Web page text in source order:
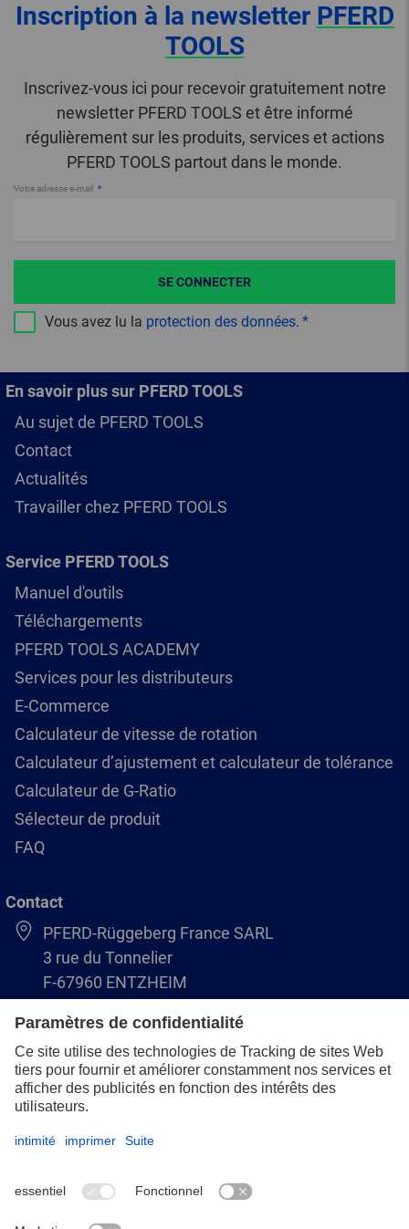
Inscription à la newsletter PFERD
TOOLS
Inscrivez-vous ici pour recevoir gratuitement notre
newsletter PFERD TOOLS et être informé
régulièrement sur les produits, services et actions
PFERD TOOLS partout dans le monde.
Votre adresse e-mail
Vous avez lu la protection des données.
SE CONNECTER
En savoir plus sur PFERD TOOLS
Au sujet de PFERD TOOLS
Contact
Actualités
Travailler chez PFERD TOOLS
Service PFERD TOOLS
Manuel d'outils
Téléchargements
PFERD TOOLS ACADEMY
Services pour les distributeurs
E-Commerce
Calculateur de vitesse de rotation
Calculateur d’ajustement et calculateur de tolérance
Calculateur de G-Ratio
Sélecteur de produit
FAQ
Contact
PFERD-Rüggeberg France SARL
3 rue du Tonnelier
F-67960 ENTZHEIM
+33 3 88 49 72 50
info@pferd.fr
+33 03 88 38 70 17
Protection des données